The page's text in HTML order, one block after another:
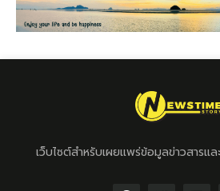
เว็บไซต์สำหรับเผยแพร่ข้อมูลข่าวสารแ